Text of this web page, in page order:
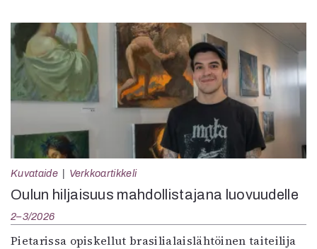
Kuvataide Verkkoartikkeli
Oulun hiljaisuus mahdollistajana luovuudelle
2–3/2026
Pietarissa opiskellut brasilialaislähtöinen taiteilija